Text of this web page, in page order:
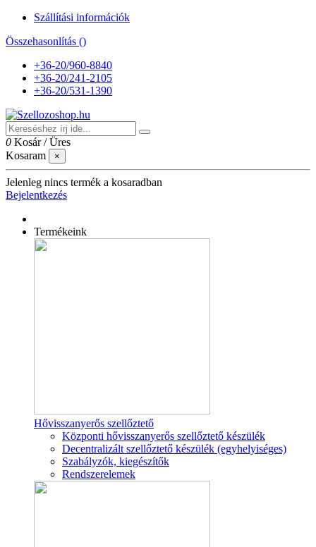
Szállítási információk
Összehasonlítás ()
+36-20/960-8840
+36-20/241-2105
+36-20/531-1390
0 Kosár /Üres
Kosaram
×
Jelenleg nincs termék a kosaradban
Bejelentkezés
Termékeink
Hővisszanyerős szellőztető
Központi hővisszanyerős szellőztető készülék
Decentralizált szellőztető készülék (egyhelyiséges)
Szabályzók, kiegészítők
Rendszerelemek